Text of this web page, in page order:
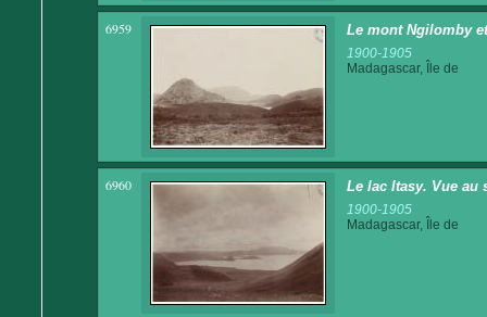
6959 Le mont Ngilomby
1900-1905
Madagascar, Île de
6960 Le lac Itasy. Vue au
1900-1905
Madagascar, Île de